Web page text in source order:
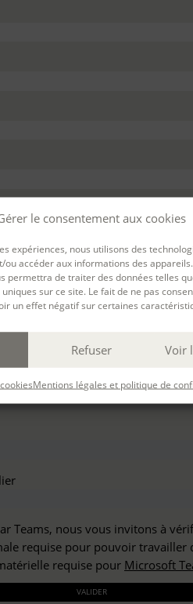
le consentement aux cookies
expériences, nous utilisons des
ou accéder aux informations des
permettra de traiter des données telles
sur ce site. Le fait de ne pas
un effet négatif sur certaines
Refuser Voir
Mentions légales et politique de
bénéficier d’un financement
à :
Teams, nous vous invitons à
requise pour pouvoir travailler
requise pour Microsoft